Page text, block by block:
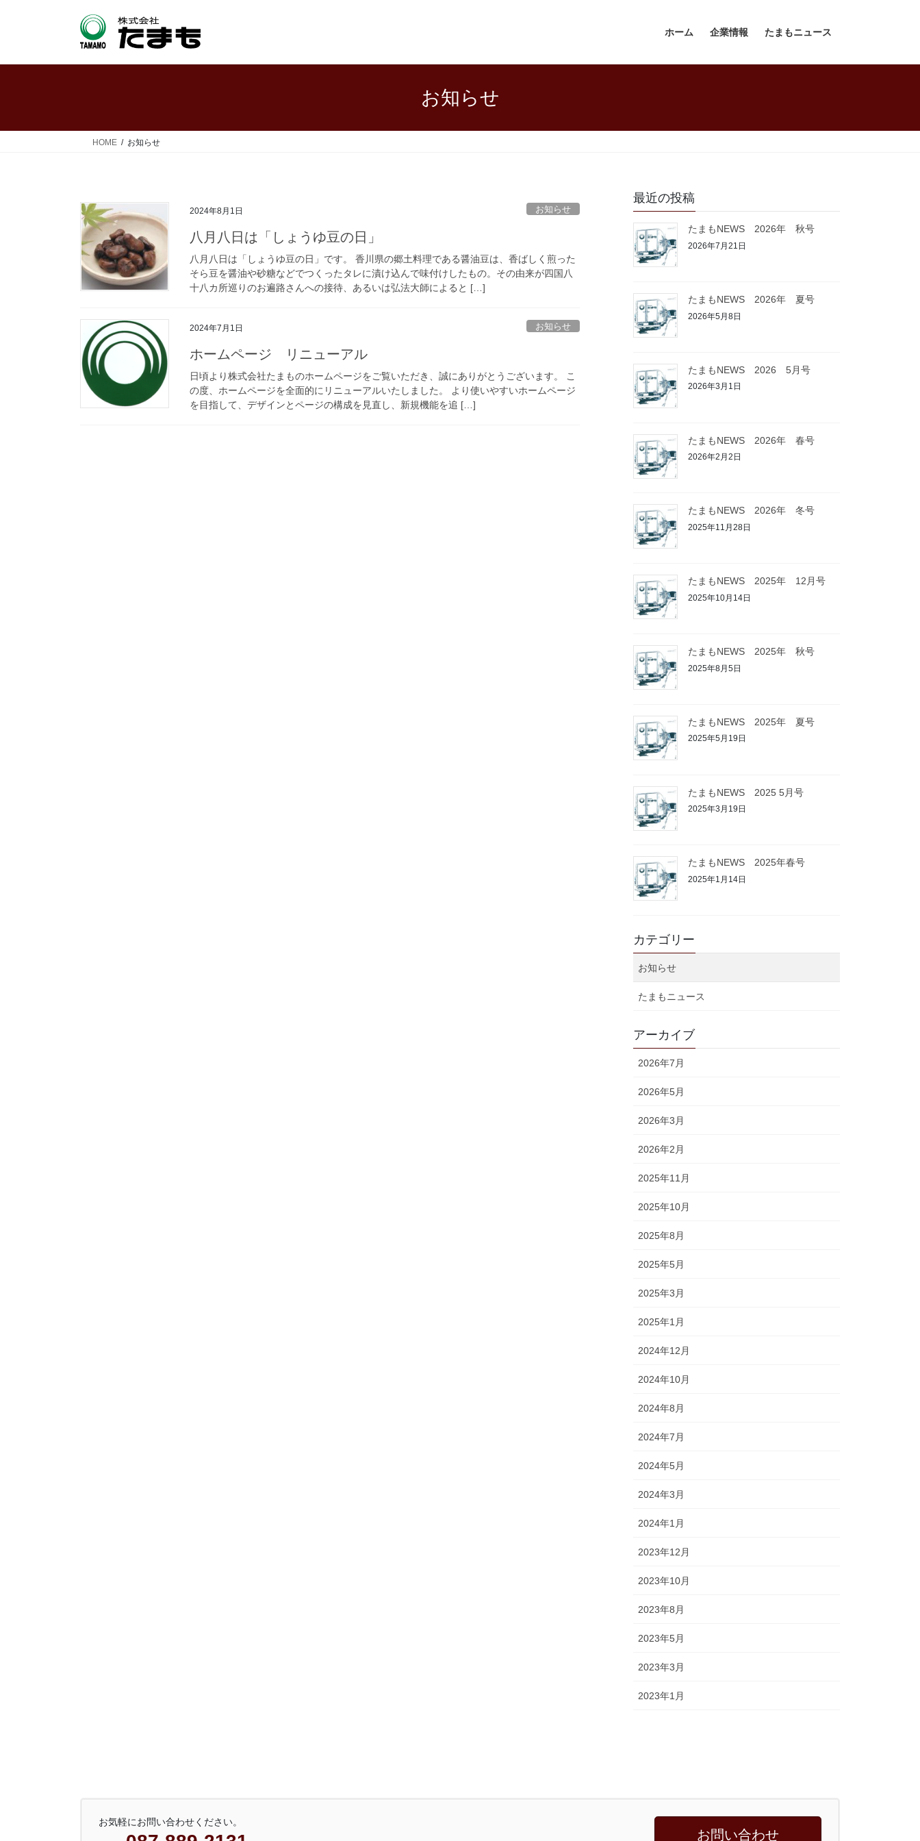
ホーム 企業情報 たまもニュース
お知らせ
HOME お知らせ
2024年8月1日 お知らせ
八月八日は「しょうゆ豆の日」
八月八日は「しょうゆ豆の日」です。 香川県の郷土料理である醤油豆は、香ばしく煎った
そら豆を醤油や砂糖などでつくったタレに漬け込んで味付けしたもの。その由来が四国八
十八カ所巡りのお遍路さんへの接待、あるいは弘法大師によると […]
2024年7月1日 お知らせ
ホームページ リニューアル
日頃より株式会社たまものホームページをご覧いただき、誠にありがとうございます。 こ
の度、ホームページを全面的にリニューアルいたしました。 より使いやすいホームページ
を目指して、デザインとページの構成を見直し、新規機能を追 […]
最近の投稿
たまもNEWS 2026年 秋号
2026年7月21日
たまもNEWS 2026年 夏号
2026年5月8日
たまもNEWS 2026 5月号
2026年3月1日
たまもNEWS 2026年 春号
2026年2月2日
たまもNEWS 2026年 冬号
2025年11月28日
たまもNEWS 2025年 12月号
2025年10月14日
たまもNEWS 2025年 秋号
2025年8月5日
たまもNEWS 2025年 夏号
2025年5月19日
たまもNEWS 2025 5月号
2025年3月19日
たまもNEWS 2025年春号
2025年1月14日
カテゴリー
お知らせ
たまもニュース
アーカイブ
2026年7月
2026年5月
2026年3月
2026年2月
2025年11月
2025年10月
2025年8月
2025年5月
2025年3月
2025年1月
2024年12月
2024年10月
2024年8月
2024年7月
2024年5月
2024年3月
2024年1月
2023年12月
2023年10月
2023年8月
2023年5月
2023年3月
2023年1月
お気軽にお問い合わせください。
お問い合わせ